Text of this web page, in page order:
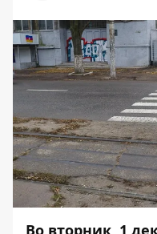
Во вторник, 1